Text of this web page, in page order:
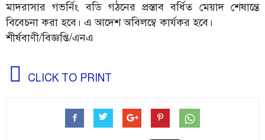
মাদরাসার গভর্নিং বডি গঠনের প্রস্তাব বর্ধিত মেয়াদ শেষান্তে
বিবেচনা করা হবে। এ আদেশ অবিলম্বে কার্যকর হবে।
শীর্ষবাণী/বিজ্ঞপ্তি/এনএ
CLICK TO PRINT